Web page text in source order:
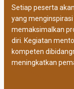
Setiap peserta
yang
memaksimalkan
diri. Kegiatan
kompeten
meningkatkan